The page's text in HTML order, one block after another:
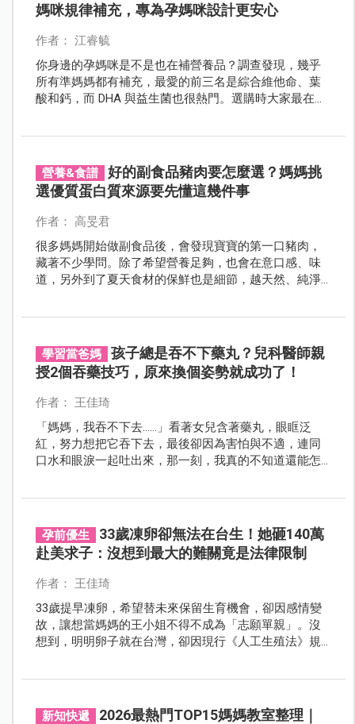
媽咪規律補充，專為孕媽咪設計更安心
作者： 江睿毓
你身邊的孕媽咪是不是也在補營養品？調查發現，幾乎
所有準媽媽都有補充，最愛的前三名是綜合維他命、葉
酸和鈣，而 DHA 與益生菌也很熱門。選購時大家最在意
營養&食譜
好的副食品豬肉要怎麼選？媽媽挑
選優質蛋白質來源要先懂這幾件事
作者： 高旻君
很多媽媽開始做副食品後，會發現寶寶的第一口豬肉，
藏著不少學問。除了希望營養足夠，也會在意口感、味
道，另外到了夏天食材的保鮮也是細節，越天然、純淨
學習當爸媽
孩子總是吞不下藥丸？兒科醫師親
授2個吞藥技巧，原來換個姿勢就成功了！
作者： 王佳琦
「媽媽，我吞不下去……」看著女兒含著藥丸，眼眶泛
紅，努力想把它吞下去，最後卻因為害怕與不適，連同
口水和眼淚一起吐出來，那一刻，我真的不知道還能怎
孕前優生
33歲凍卵卻無法在台生！她砸140萬
赴美求子：沒想到最大的難關竟是法律限制
作者： 王佳琦
33歲提早凍卵，希望替未來保留生育機會，卻因感情變
故，讓想當媽媽的王小姐不得不成為「志願單親」。沒
想到，明明卵子就在台灣，卻因現行《人工生殖法》規
新知快遞
2026最熱門TOP15媽媽教室整理｜